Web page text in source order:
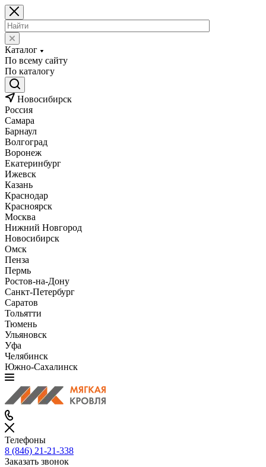
Каталог
По всему сайту
По каталогу
Новосибирск
Россия
Самара
Барнаул
Волгоград
Воронеж
Екатеринбург
Ижевск
Казань
Краснодар
Красноярск
Москва
Нижний Новгород
Новосибирск
Омск
Пенза
Пермь
Ростов-на-Дону
Санкт-Петербург
Саратов
Тольятти
Тюмень
Ульяновск
Уфа
Челябинск
Южно-Сахалинск
Телефоны
8 (846) 21-21-338
Заказать звонок